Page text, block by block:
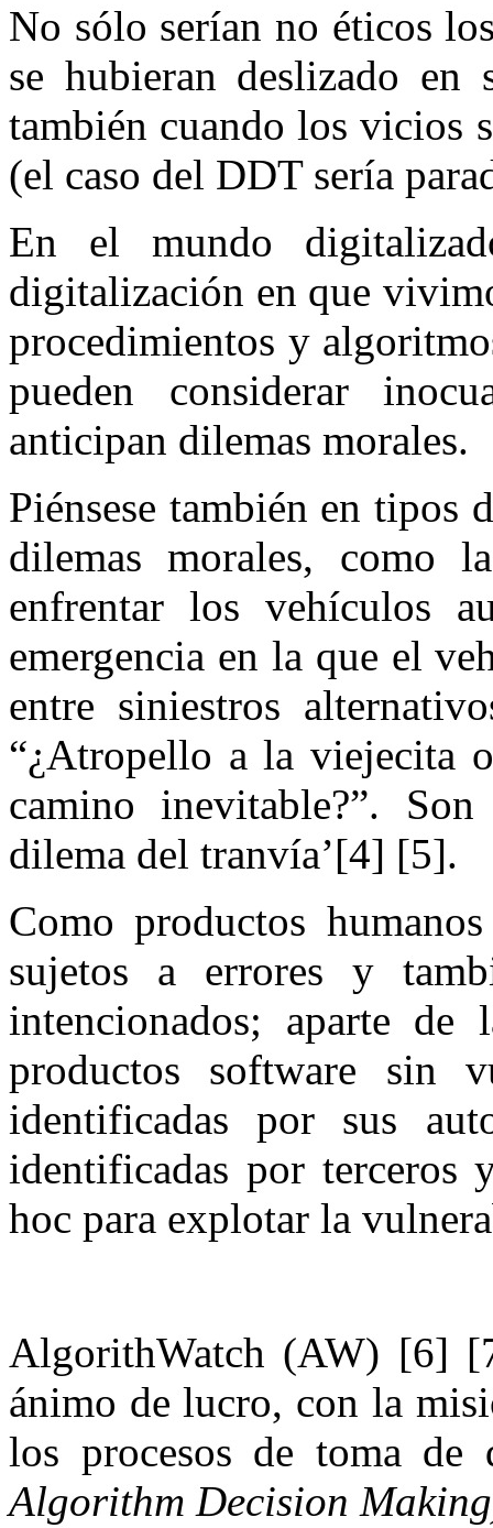
No sólo serían no éticos
se hubieran deslizado en
también cuando los vicios
(el caso del DDT sería
En el mundo
digitalización en que
procedimientos y
pueden considerar
anticipan dilemas morales.
Piénsese también en tipos
dilemas morales, como
enfrentar los vehículos
emergencia en la que el
entre siniestros
“¿Atropello a la viejecita
camino inevitable?”.
dilema del tranvía’[4] [5].
Como productos
sujetos a errores y
intencionados; aparte
productos software sin
identificadas por sus
identificadas por terceros
hoc para explotar la
AlgorithWatch (AW) [6]
ánimo de lucro, con la
los procesos de toma de
Algorithm Decision